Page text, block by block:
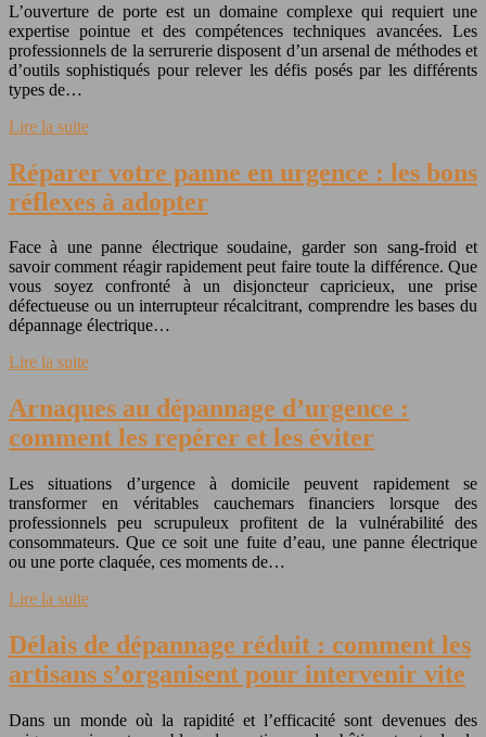
L’ouverture de porte est un domaine complexe qui requiert une
expertise pointue et des compétences techniques avancées. Les
professionnels de la serrurerie disposent d’un arsenal de méthodes et
d’outils sophistiqués pour relever les défis posés par les différents
types de…
Lire la suite
Réparer votre panne en urgence : les bons
réflexes à adopter
Face à une panne électrique soudaine, garder son sang-froid et
savoir comment réagir rapidement peut faire toute la différence. Que
vous soyez confronté à un disjoncteur capricieux, une prise
défectueuse ou un interrupteur récalcitrant, comprendre les bases du
dépannage électrique…
Lire la suite
Arnaques au dépannage d’urgence :
comment les repérer et les éviter
Les situations d’urgence à domicile peuvent rapidement se
transformer en véritables cauchemars financiers lorsque des
professionnels peu scrupuleux profitent de la vulnérabilité des
consommateurs. Que ce soit une fuite d’eau, une panne électrique
ou une porte claquée, ces moments de…
Lire la suite
Délais de dépannage réduit : comment les
artisans s’organisent pour intervenir vite
Dans un monde où la rapidité et l’efficacité sont devenues des